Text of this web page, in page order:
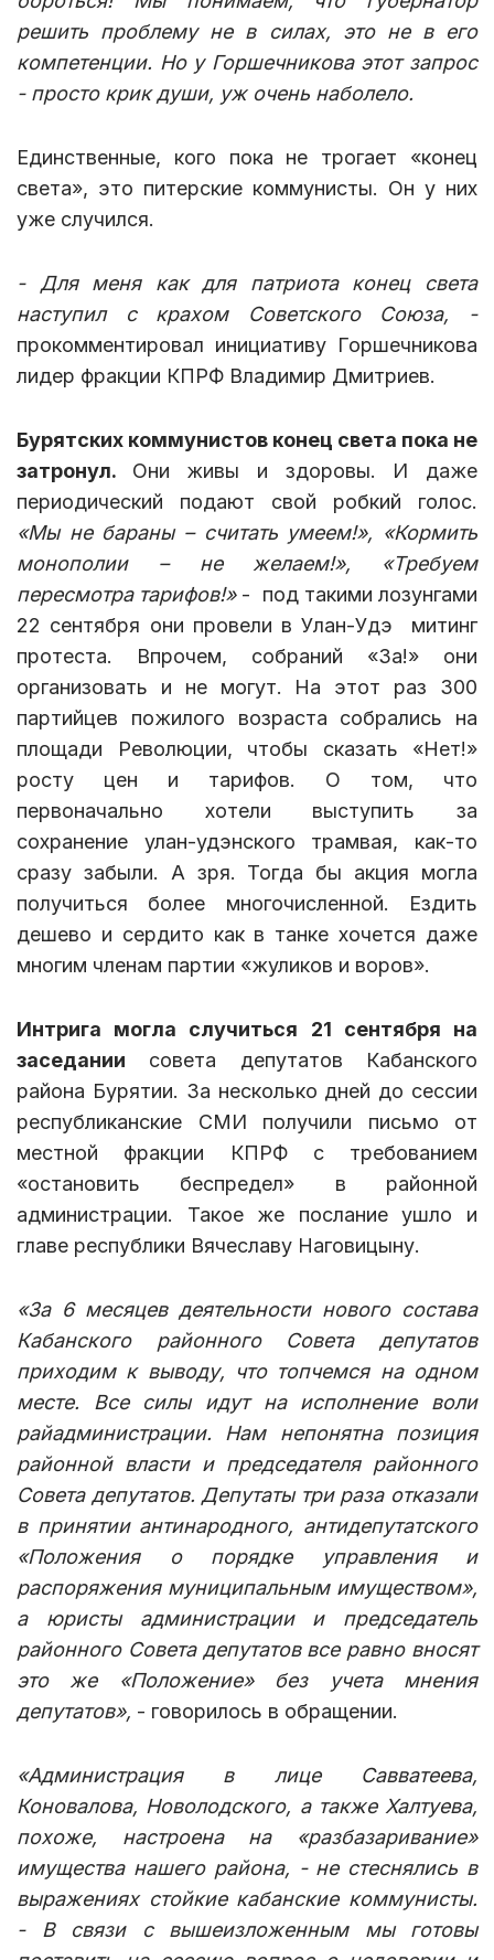
решить проблему не в силах, это не в его
компетенции. Но у Горшечникова этот запрос
- просто крик души, уж очень наболело.
Единственные, кого пока не трогает «конец
света», это питерские коммунисты. Он у них
уже случился.
- Для меня как для патриота конец света
наступил с крахом Советского Союза, -
прокомментировал инициативу Горшечникова
лидер фракции КПРФ Владимир Дмитриев.
Бурятских коммунистов конец света пока не
затронул. Они живы и здоровы. И даже
периодический подают свой робкий голос.
«Мы не бараны – считать умеем!», «Кормить
монополии – не желаем!», «Требуем
пересмотра тарифов!»-
под такими лозунгами
22 сентября они провели в Улан-Удэ
митинг
протеста. Впрочем, собраний «За!» они
организовать и не могут. На этот раз 300
партийцев пожилого возраста собрались на
площади Революции, чтобы сказать «Нет!»
росту цен и тарифов. О том, что
первоначально хотели выступить за
сохранение улан-удэнского трамвая, как-то
сразу забыли. А зря. Тогда бы акция могла
получиться более многочисленной. Ездить
дешево и сердито как в танке хочется даже
многим членам партии «жуликов и воров».
Интрига могла случиться 21 сентября на
заседании совета депутатов Кабанского
района Бурятии. За несколько дней до сессии
республиканские СМИ получили письмо от
местной фракции КПРФ с требованием
«остановить беспредел» в районной
администрации. Такое же послание ушло и
главе республики Вячеславу Наговицыну.
«За 6 месяцев деятельности нового состава
Кабанского районного Совета депутатов
приходим к выводу, что топчемся на одном
месте. Все силы идут на исполнение воли
райадминистрации. Нам непонятна позиция
районной власти и председателя районного
Совета депутатов. Депутаты три раза отказали
в принятии антинародного, антидепутатского
«Положения о порядке управления и
распоряжения муниципальным имуществом»,
а юристы администрации и председатель
районного Совета депутатов все равно вносят
это же «Положение» без учета мнения
депутатов», - говорилось в обращении.
«Администрация в лице Савватеева,
Коновалова, Новолодского, а также Халтуева,
похоже, настроена на «разбазаривание»
имущества нашего района, - не стеснялись в
выражениях стойкие кабанские коммунисты.
- В связи с вышеизложенным мы готовы